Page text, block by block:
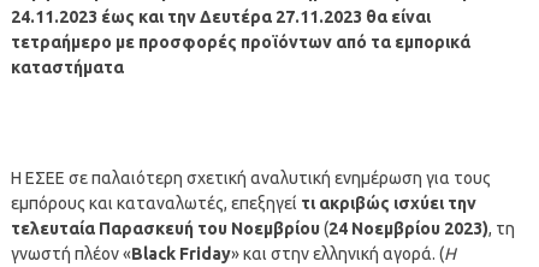
24.11.2023 έως και την Δευτέρα 27.11.2023 θα είναι
τετραήμερο με προσφορές προϊόντων από τα εμπορικά
καταστήματα
Η ΕΣΕΕ σε παλαιότερη σχετική αναλυτική ενημέρωση για τους
εμπόρους και καταναλωτές, επεξηγεί τι ακριβώς ισχύει την
τελευταία Παρασκευή του Νοεμβρίου(24 Νοεμβρίου 2023), τη
γνωστή πλέον «Black Friday» και στην ελληνική αγορά. (Η